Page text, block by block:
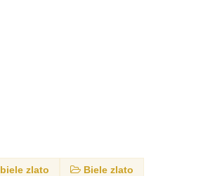
biele zlato Biele zlato